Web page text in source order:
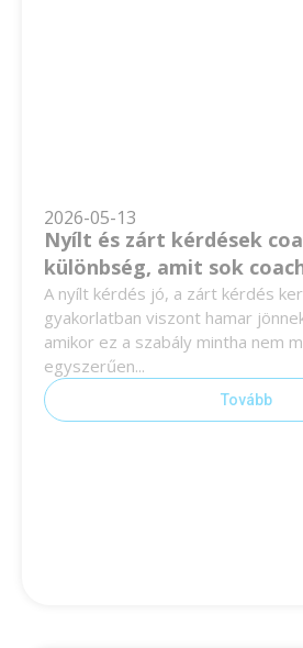
2026-05-13
Nyílt és zárt kérdések
különbség, amit sok
A nyílt kérdés jó, a zárt kérdés
gyakorlatban viszont hamar
amikor ez a szabály mintha nem
egyszerűen...
Tovább